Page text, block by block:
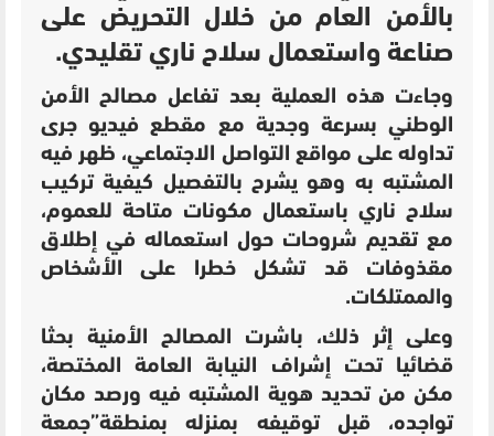
بالأمن العام من خلال التحريض على
صناعة واستعمال سلاح ناري تقليدي.
وجاءت هذه العملية بعد تفاعل مصالح الأمن
الوطني بسرعة وجدية مع مقطع فيديو جرى
تداوله على مواقع التواصل الاجتماعي، ظهر فيه
المشتبه به وهو يشرح بالتفصيل كيفية تركيب
سلاح ناري باستعمال مكونات متاحة للعموم،
مع تقديم شروحات حول استعماله في إطلاق
مقذوفات قد تشكل خطرا على الأشخاص
والممتلكات.
وعلى إثر ذلك، باشرت المصالح الأمنية بحثا
قضائيا تحت إشراف النيابة العامة المختصة،
مكن من تحديد هوية المشتبه فيه ورصد مكان
تواجده، قبل توقيفه بمنزله بمنطقة”جمعة